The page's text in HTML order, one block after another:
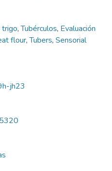
trigo,Tubérculos, Evaluación
flour,Tubers, Sensorial
jh23